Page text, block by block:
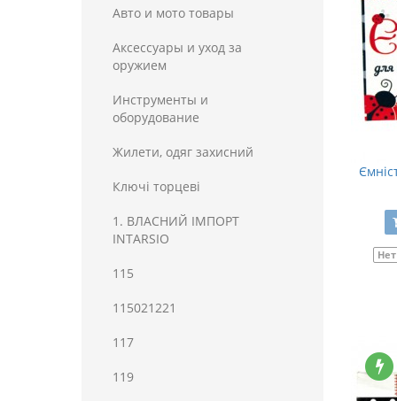
Авто и мото товары
Аксессуары и уход за
оружием
Инструменты и
оборудование
Жилети, одяг захисний
Ключі торцеві
1. ВЛАСНИЙ ІМПОРТ
INTARSIO
115
115021221
117
119